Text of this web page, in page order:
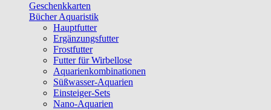
Geschenkkarten
Bücher Aquaristik
Hauptfutter
Ergänzungsfutter
Frostfutter
Futter für Wirbellose
Aquarienkombinationen
Süßwasser-Aquarien
Einsteiger-Sets
Nano-Aquarien